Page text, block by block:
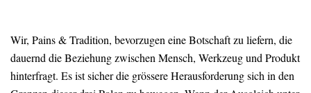
Wir, Pains & Tradition, bevorzugen eine Botschaft zu liefern, die
dauernd die Beziehung zwischen Mensch, Werkzeug und Produkt
hinterfragt. Es ist sicher die grössere Herausforderung sich in den